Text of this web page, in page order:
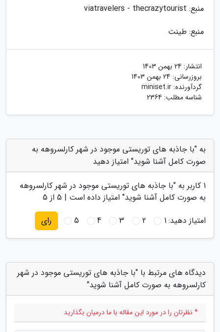
منبع: viatravelers - thecrazytourist
منبع: طینت
انتشار: 24 بهمن 1403
بروزرسانی: 24 بهمن 1403
گردآورنده: miniset.ir
شناسه مطلب: 2364
به "با جاذبه های توریستی موجود در شهر کارلسروهه به
صورت کامل آشنا شوید" امتیاز دهید
1 کاربر به "با جاذبه های توریستی موجود در شهر کارلسروهه
به صورت کامل آشنا شوید" امتیاز داده است | 5 از 5
امتیاز دهید:1
2
3
4
5 رای
دیدگاه های مرتبط با "با جاذبه های توریستی موجود در شهر
کارلسروهه به صورت کامل آشنا شوید"
* نظرتان را در مورد این مقاله با ما درمیان بگذارید